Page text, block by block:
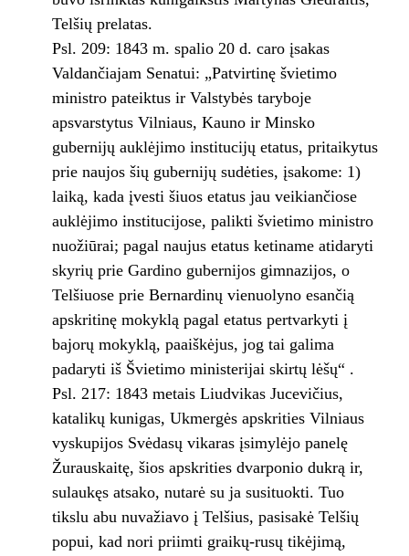
Telšių prelatas.
Psl. 209: 1843 m. spalio 20 d. caro įsakas
Valdančiajam Senatui: „Patvirtinę švietimo
ministro pateiktus ir Valstybės taryboje
apsvarstytus Vilniaus, Kauno ir Minsko
gubernijų auklėjimo institucijų etatus, pritaikytus
prie naujos šių gubernijų sudėties, įsakome: 1)
laiką, kada įvesti šiuos etatus jau veikiančiose
auklėjimo institucijose, palikti švietimo ministro
nuožiūrai; pagal naujus etatus ketiname atidaryti
skyrių prie Gardino gubernijos gimnazijos, o
Telšiuose prie Bernardinų vienuolyno esančią
apskritinę mokyklą pagal etatus pertvarkyti į
bajorų mokyklą, paaiškėjus, jog tai galima
padaryti iš Švietimo ministerijai skirtų lėšų“ .
Psl. 217: 1843 metais Liudvikas Jucevičius,
katalikų kunigas, Ukmergės apskrities Vilniaus
vyskupijos Svėdasų vikaras įsimylėjo panelę
Žurauskaitę, šios apskrities dvarponio dukrą ir,
sulaukęs atsako, nutarė su ja susituokti. Tuo
tikslu abu nuvažiavo į Telšius, pasisakė Telšių
popui, kad nori priimti graikų-rusų tikėjimą,